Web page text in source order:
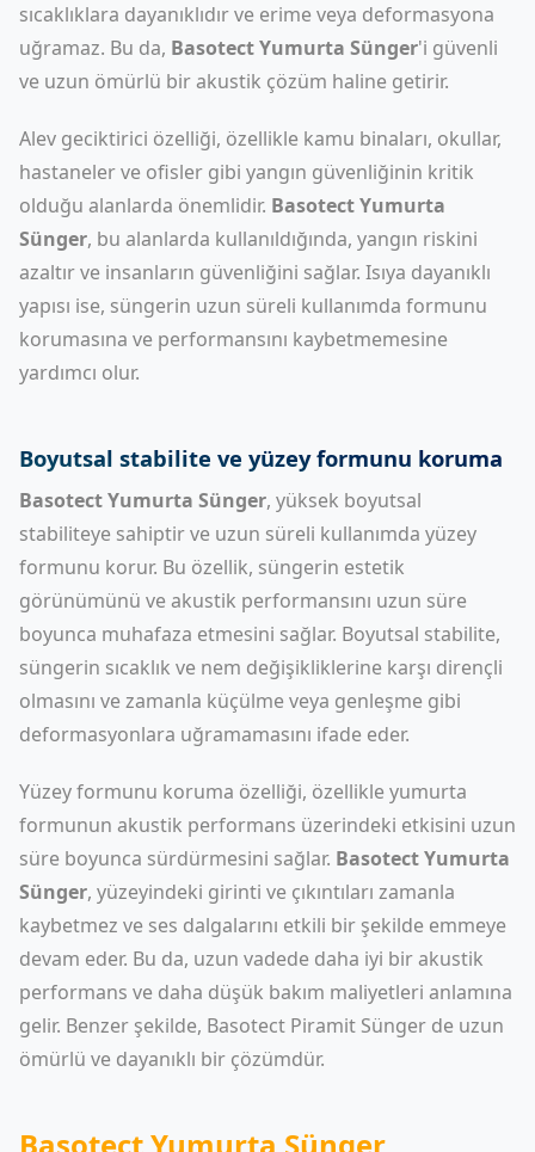
sıcaklıklara dayanıklıdır ve erime veya deformasyona
uğramaz. Bu da, Basotect Yumurta Sünger'i güvenli
ve uzun ömürlü bir akustik çözüm haline getirir.
Alev geciktirici özelliği, özellikle kamu binaları, okullar,
hastaneler ve ofisler gibi yangın güvenliğinin kritik
olduğu alanlarda önemlidir. Basotect Yumurta
Sünger, bu alanlarda kullanıldığında, yangın riskini
azaltır ve insanların güvenliğini sağlar. Isıya dayanıklı
yapısı ise, süngerin uzun süreli kullanımda formunu
korumasına ve performansını kaybetmemesine
yardımcı olur.
Boyutsal stabilite ve yüzey formunu koruma
Basotect Yumurta Sünger, yüksek boyutsal
stabiliteye sahiptir ve uzun süreli kullanımda yüzey
formunu korur. Bu özellik, süngerin estetik
görünümünü ve akustik performansını uzun süre
boyunca muhafaza etmesini sağlar. Boyutsal stabilite,
süngerin sıcaklık ve nem değişikliklerine karşı dirençli
olmasını ve zamanla küçülme veya genleşme gibi
deformasyonlara uğramamasını ifade eder.
Yüzey formunu koruma özelliği, özellikle yumurta
formunun akustik performans üzerindeki etkisini uzun
süre boyunca sürdürmesini sağlar. Basotect Yumurta
Sünger, yüzeyindeki girinti ve çıkıntıları zamanla
kaybetmez ve ses dalgalarını etkili bir şekilde emmeye
devam eder. Bu da, uzun vadede daha iyi bir akustik
performans ve daha düşük bakım maliyetleri anlamına
gelir. Benzer şekilde, Basotect Piramit Sünger de uzun
ömürlü ve dayanıklı bir çözümdür.